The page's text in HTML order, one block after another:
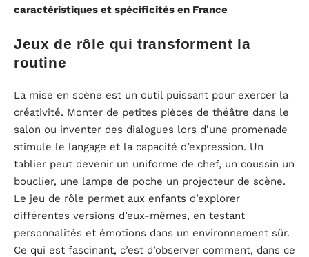
caractéristiques et spécificités en France
Jeux de rôle qui transforment la
routine
La mise en scène est un outil puissant pour exercer la
créativité. Monter de petites pièces de théâtre dans le
salon ou inventer des dialogues lors d’une promenade
stimule le langage et la capacité d’expression. Un
tablier peut devenir un uniforme de chef, un coussin un
bouclier, une lampe de poche un projecteur de scène.
Le jeu de rôle permet aux enfants d’explorer
différentes versions d’eux-mêmes, en testant
personnalités et émotions dans un environnement sûr.
Ce qui est fascinant, c’est d’observer comment, dans ce